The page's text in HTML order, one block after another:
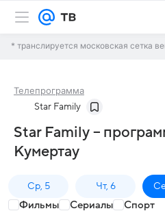
* транслируется московская сетка
Телепрограмма
Star Family
Star Family –
Кумертау
Ср, 5 Чт, 6
Фильмы Сериалы Спорт